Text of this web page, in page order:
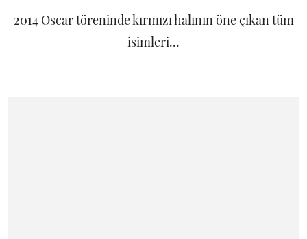
2014 Oscar töreninde kırmızı halının öne çıkan tüm
isimleri...